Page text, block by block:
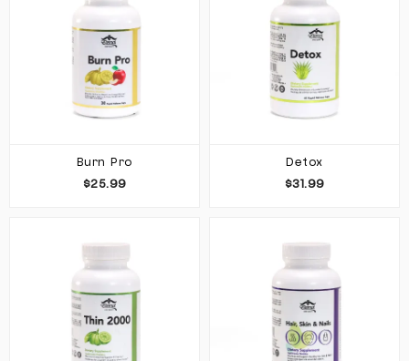
Burn Pro
$25.99
Detox
$31.99